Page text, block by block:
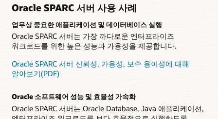
같은 주요 소프트웨어 기능을 구현하여 주요 데이터베이스
효율적으로 실행할 수 있습니다.
데이터 시트: Fujitsu SPARC M12-1 서버(PDF)
데이터 시트: Fujitsu SPARC M12-2S 서버(PDF)
FAQ: Fujitsu SPARC M12 Server(PDF)
기술 개요: Fujitsu SPARC M12 Server 아키텍처(PDF)
Oracle SPARC 서버 사용 사례
업무상 중요한 애플리케이션 및 데이터베이스 실행
Oracle SPARC 서버는 가장 까다로운 엔터프라이즈
워크로드를 위한 높은 성능과 가용성을 제공합니다.
Oracle SPARC 서버 신뢰성, 가용성, 보수 용이성에 대해
알아보기(PDF)
Oracle 소프트웨어 성능 및 효율성 가속화
Oracle SPARC 서버는 Oracle Database, Java 애플리케이션,